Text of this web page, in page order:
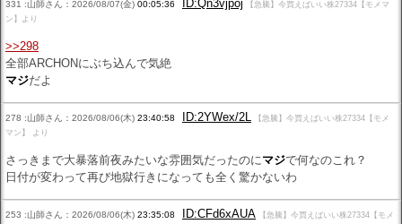
331 :山師さん：2026/08/07(金) 00:05:36 ID:Qn3vjpoj
【急騰】今買えばいい株27334【モメマ
ン】より
>>298
全部ARCHONにぶち込んで気絶
マジだよ
278 :山師さん：2026/08/06(木) 23:40:58 ID:2YWex/2L
【急騰】今買えばいい株27334【モメ
マン】 より
さっきまで大暴落前夜みたいな雰囲気だったのにマジで何なのこれ？
日付が変わって再び地獄行きになっても全く驚かないわ
253 :山師さん：2026/08/06(木) 23:35:08 ID:CFd6xAUA
【急騰】今買えばいい株27334【モメ